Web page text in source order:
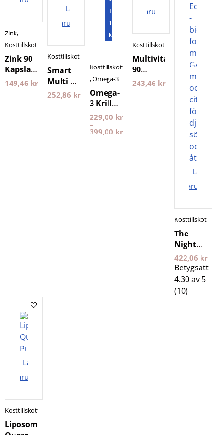
Zink,
Kosttillskott
Zink 90
Kapslar
Holistic
149,46 kr
Lägg i
varukorgen
Kosttillskott
Smart
Multi 60
kapslar
252,86 kr
Tabletter
120
kapslar
Kosttillskott
,Omega-3
Omega-
3 Krill
Pureness
229,00 kr
–
399,00 kr
varukorgen
Kosttillskott
Multivitamin
90
Kapslar
243,46 kr
Lägg i
Kosttillskott
The
Night
400 g 24
Edge
422,06 kr
Betygsatt
4.30av 5
(10)
Lägg i
varukorgen
Kosttillskott
Liposomal